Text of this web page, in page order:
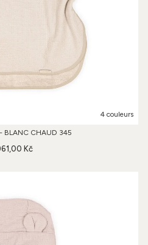
4 couleurs
BLANC CHAUD 345
Kč